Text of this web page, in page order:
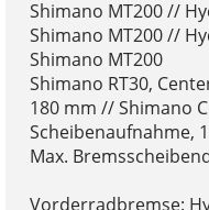
Shimano MT200 //
Shimano MT200 //
Shimano MT200
Shimano RT30,
180 mm // Shimano
Scheibenaufnahme,
Max.
Vorderradbremse: